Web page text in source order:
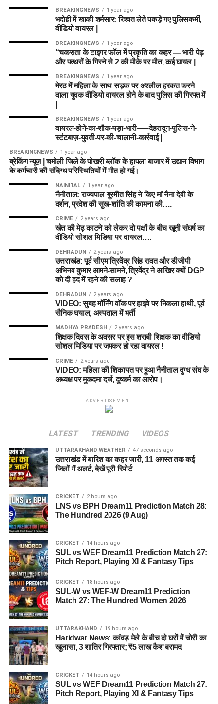
BREAKINGNEWS 1 year ago
भदोही में खाकी शर्मसार: रिश्वत लेते पकड़े गए पुलिसकर्मी,
वीडियो वायरल |
BREAKINGNEWS 1 year ago
“चकराता के टाइगर फॉल में प्रकृति का कहर — भारी पेड़
और पत्थरों के गिरने से 2 की मौके पर मौत, कई घायल |
BREAKINGNEWS 1 year ago
मेरठ में महिला के साथ सड़क पर अश्लील हरकत करने
वाला युवक वीडियो वायरल होने के बाद पुलिस की गिरफ्त में
BREAKINGNEWS 1 year ago
वायरल-होने-का-शौक-पड़ा-भारी-—-देहरादून-पुलिस-ने-
स्टंटबाज़-युवती-पर-की-चालानी-कार्रवाई |
BREAKINGNEWS 1 year ago
ब्रेकिंग न्यूज़ | चमोली जिले के पोखरी ब्लॉक के हापला बाजार में उद्यान विभाग
के कर्मचारी की संदिग्ध परिस्थितियों में मौत हो गई।
NAINITAL 1 year ago
नैनीताल: राज्यपाल गुरमीत सिंह ने किए मां नैना देवी के
दर्शन, प्रदेश की सुख-शांति की कामना की….
CRIME 2 years ago
खेत की मेढ़ काटने को लेकर दो पक्षों के बीच खूनी संघर्ष का
वीडियो सोशल मिडिया पर वायरल….
DEHRADUN 2 years ago
उत्तराखंड: पूर्व सीएम त्रिवेंद्र सिंह रावत और डीजीपी
अभिनव कुमार आमने-सामने, त्रिवेंद्र ने आखिर क्यों DGP
को दी हद में रहने की सलाह ?
DEHRADUN 2 years ago
VIDEO: सुबह मॉर्निंग वॉक पर हाइवे पर निकला हाथी, पूर्व
सैनिक घयाल, अस्पताल में भर्ती
MADHYA PRADESH 2 years ago
शिक्षक दिवस के अवसर पर इस शराबी शिक्षक का वीडियो
सोशल मिडिया पर जमकर हो रहा वायरल !
CRIME 2 years ago
VIDEO: महिला की शिकायत पर हुआ नैनीताल दुग्ध संघ के
अध्यक्ष पर मुकदमा दर्ज, दुष्कर्म का आरोप।
ADVERTISEMENT
LATEST TRENDING VIDEOS
UTTARAKHAND WEATHER 47 seconds ago
उत्तराखंड में बारिश का कहर जारी, 11 अगस्त तक कई
जिलों में अलर्ट, देखें पूरी रिपोर्ट
CRICKET 2 hours ago
LNS vs BPH Dream11 Prediction Match 28:
The Hundred 2026 (9 Aug)
CRICKET 14 hours ago
SUL vs WEF Dream11 Prediction Match 27:
Pitch Report, Playing XI & Fantasy Tips
CRICKET 18 hours ago
SUL-W vs WEF-W Dream11 Prediction
Match 27: The Hundred Women 2026
UTTARAKHAND 19 hours ago
Haridwar News: कांवड़ मेले के बीच दो घरों में चोरी का
खुलासा, 3 शातिर गिरफ्तार; ₹5 लाख कैश बरामद
CRICKET 14 hours ago
SUL vs WEF Dream11 Prediction Match 27:
Pitch Report, Playing XI & Fantasy Tips